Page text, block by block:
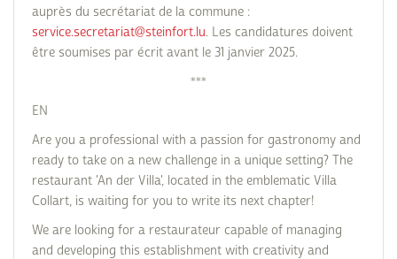
auprès du secrétariat de la commune :
service.secretariat@steinfort.lu. Les candidatures doivent
être soumises par écrit avant le 31 janvier 2025.
***
EN
Are you a professional with a passion for gastronomy and
ready to take on a new challenge in a unique setting? The
restaurant 'An der Villa', located in the emblematic Villa
Collart, is waiting for you to write its next chapter!
We are looking for a restaurateur capable of managing
and developing this establishment with creativity and